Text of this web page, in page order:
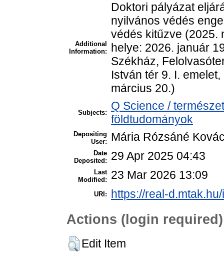
Additional
Information:
Doktori pályázat
nyilvános védés
védés kitűzve (2025.
helye: 2026. január
Székház,
István tér 9. I.
március 20.)
Subjects:
Q Science /
földtudományok
Depositing
User:
Mária Rózsáné
Date
Deposited:
29 Apr 2025 04:43
Last
Modified:
23 Mar 2026 13:09
URI: https://real-
Actions (login required)
Edit Item